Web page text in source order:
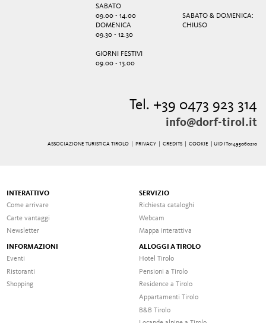
SABATO
09.00 - 14.00
DOMENICA
09.30 - 12.30
GIORNI FESTIVI
09.00 - 13.00
SABATO & DOMENICA:
CHIUSO
Tel. +39 0473 923 314
info@dorf-tirol.it
ASSOCIAZIONE TURISTICA TIROLO | PRIVACY| CREDITS| COOKIE | UID IT01495060210
INTERATTIVO
Come arrivare
Carte vantaggi
Newsletter
SERVIZIO
Richiesta cataloghi
Webcam
Mappa interattiva
INFORMAZIONI
Eventi
Ristoranti
Shopping
ALLOGGI A TIROLO
Hotel Tirolo
Pensioni a Tirolo
Residence a Tirolo
Appartamenti Tirolo
B&B Tirolo